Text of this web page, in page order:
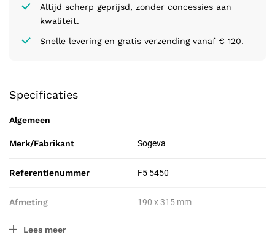
Altijd scherp geprijsd, zonder concessies aan
kwaliteit.
Snelle levering en gratis verzending vanaf € 120.
Specificaties
Algemeen
Merk/Fabrikant Sogeva
Referentienummer F5 5450
Afmeting 190 x 315 mm
Resorbeerbaar (hechtdraad)
Lees meer